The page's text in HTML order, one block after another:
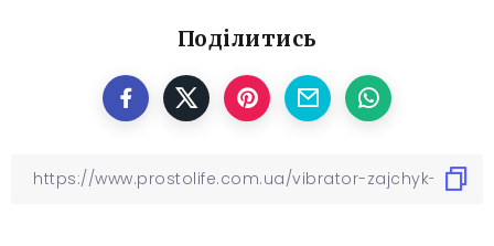
Поділитись